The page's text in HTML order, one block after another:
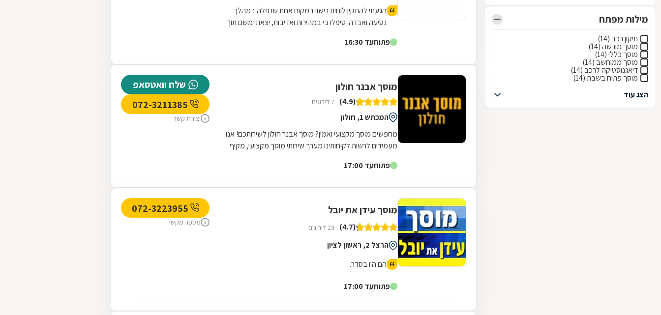
מילות מפתח
תיקון רכב (14)
מוסך מורשה (14)
מוסך כללי (14)
מוסך ממוחשב (14)
דיאגנוסטיקה לרכב (14)
מוסך פתוח בשבת (14)
הצג עוד
הגעתי להתקין לוחית רישוי במקום אחת שנפלה במהלך
נסיעה ואבדה. טיפלו בי במהירות ואדיבות, יצאתי משם תוך
פתוחעד 16:30
מוסך אבנר חולון
(4.9) 7 דירוגים
המכתש 1, חולון
מחפשים מוסך מקצועי ואמין? מוסך אבנר חולון לשירותכם! אנו
מעמידים לרשות לקוחותינו מערך שירותי מוסך מקצועי, מקיף
פתוחעד 17:00
שלח וואטסאפ
יצירת קשר
מוסך עידן את יובל
(4.7) 23 דירוגים
הרצל 2, ראשון לציון
הם היו בסדר.
פתוחעד 17:00
מספר מקשר